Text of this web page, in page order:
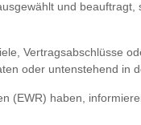
und
Vertragsabschlüsse
oder untenstehend in
(EWR) haben,